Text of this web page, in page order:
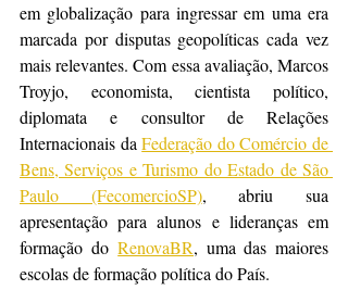
em globalização para ingressar em uma era
marcada por disputas geopolíticas cada vez
mais relevantes. Com essa avaliação, Marcos
Troyjo, economista, cientista político,
diplomata e consultor de Relações
Internacionais da Federação do Comércio de
Bens, Serviços e Turismo do Estado de São
Paulo (FecomercioSP), abriu sua
apresentação para alunos e lideranças em
formação do RenovaBR, uma das maiores
escolas de formação política do País.